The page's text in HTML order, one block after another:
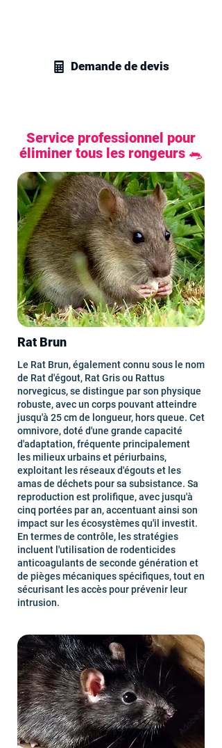
Demande de devis
Service professionnel pour
éliminer tous les rongeurs 🐀
Rat Brun
Le Rat Brun, également connu sous le nom
de Rat d'égout, Rat Gris ou Rattus
norvegicus, se distingue par son physique
robuste, avec un corps pouvant atteindre
jusqu'à 25 cm de longueur, hors queue. Cet
omnivore, doté d'une grande capacité
d'adaptation, fréquente principalement
les milieux urbains et périurbains,
exploitant les réseaux d'égouts et les
amas de déchets pour sa subsistance. Sa
reproduction est prolifique, avec jusqu'à
cinq portées par an, accentuant ainsi son
impact sur les écosystèmes qu'il investit.
En termes de contrôle, les stratégies
incluent l'utilisation de rodenticides
anticoagulants de seconde génération et
de pièges mécaniques spécifiques, tout en
sécurisant les accès pour prévenir leur
intrusion.